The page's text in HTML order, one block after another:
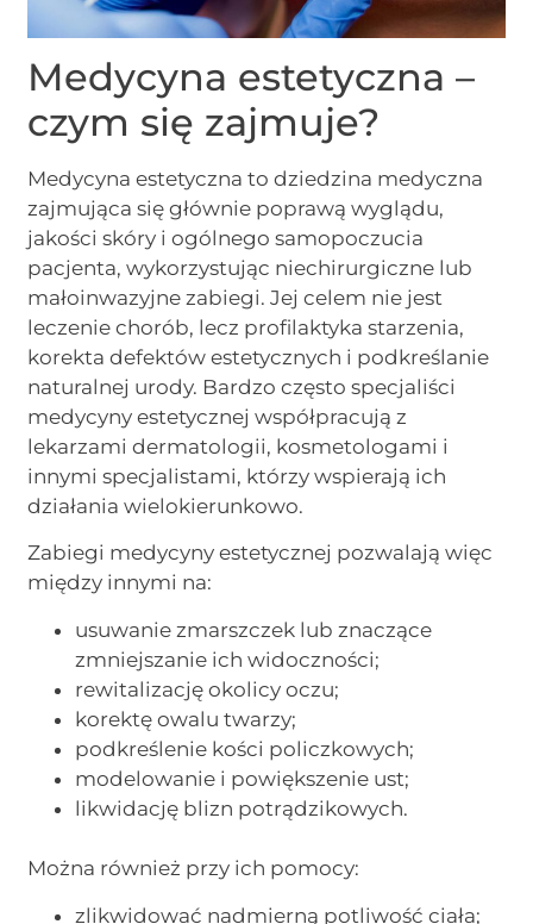
Medycyna estetyczna –
czym się zajmuje?
Medycyna estetyczna to dziedzina medyczna
zajmująca się głównie poprawą wyglądu,
jakości skóry i ogólnego samopoczucia
pacjenta, wykorzystując niechirurgiczne lub
małoinwazyjne zabiegi. Jej celem nie jest
leczenie chorób, lecz profilaktyka starzenia,
korekta defektów estetycznych i podkreślanie
naturalnej urody. Bardzo często specjaliści
medycyny estetycznej współpracują z
lekarzami dermatologii, kosmetologami i
innymi specjalistami, którzy wspierają ich
działania wielokierunkowo.
Zabiegi medycyny estetycznej pozwalają więc
między innymi na:
usuwanie zmarszczek lub znaczące
zmniejszanie ich widoczności;
rewitalizację okolicy oczu;
korektę owalu twarzy;
podkreślenie kości policzkowych;
modelowanie i powiększenie ust;
likwidację blizn potrądzikowych.
Można również przy ich pomocy:
zlikwidować nadmierną potliwość ciała;